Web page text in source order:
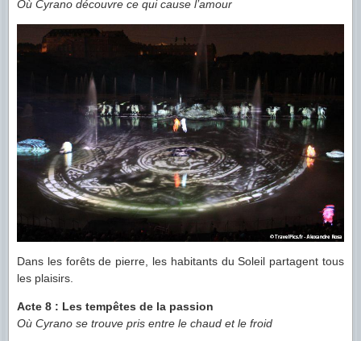
Où Cyrano découvre ce qui cause l’amour
Dans les forêts de pierre, les habitants du Soleil partagent tous
les plaisirs.
Acte 8 : Les tempêtes de la passion
Où Cyrano se trouve pris entre le chaud et le froid